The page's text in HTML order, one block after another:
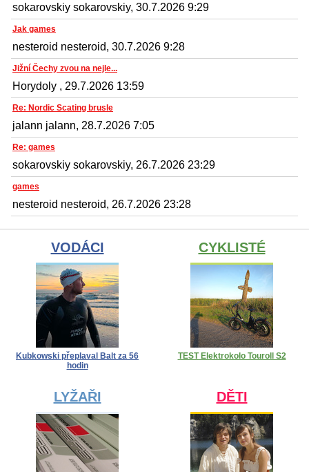
sokarovskiy sokarovskiy, 30.7.2026 9:29
Jak games
nesteroid nesteroid, 30.7.2026 9:28
Jižní Čechy zvou na nejle...
Horydoly , 29.7.2026 13:59
Re: Nordic Scating brusle
jalann jalann, 28.7.2026 7:05
Re: games
sokarovskiy sokarovskiy, 26.7.2026 23:29
games
nesteroid nesteroid, 26.7.2026 23:28
VODÁCI
Kubkowski přeplaval Balt za 56
hodin
CYKLISTÉ
TEST Elektrokolo Touroll S2
LYŽAŘI DĚTI